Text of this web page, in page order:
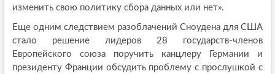
изменить свою политику сбора данных или нет».
Еще одним следствием разоблачений Сноудена для США
стало решение лидеров 28 государств-членов
Европейского союза поручить канцлеру Германии и
президенту Франции обсудить проблему с прослушкой с